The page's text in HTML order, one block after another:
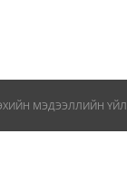
МЭДЭЭЛЛИЙН